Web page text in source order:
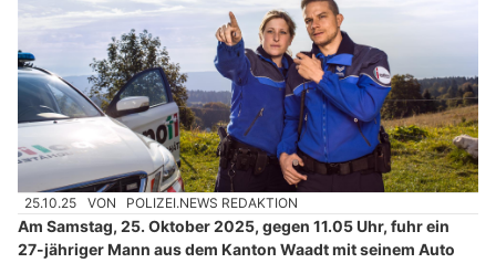
25.10.25 VON POLIZEI.NEWS REDAKTION
Am Samstag, 25. Oktober 2025, gegen 11.05 Uhr, fuhr ein
27-jähriger Mann aus dem Kanton Waadt mit seinem Auto